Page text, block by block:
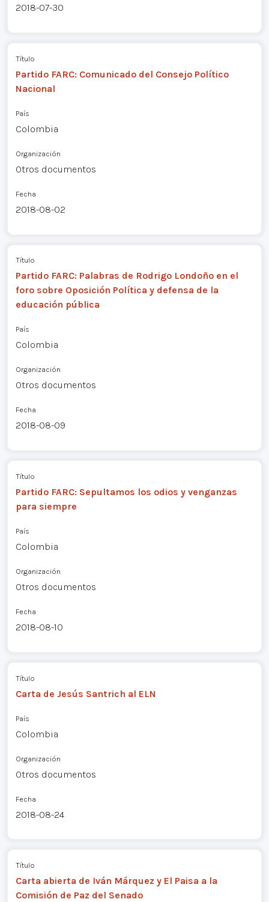
2018-07-30
Título
Partido FARC: Comunicado del Consejo Político
Nacional
País
Colombia
Organización
Otros documentos
Fecha
2018-08-02
Título
Partido FARC: Palabras de Rodrigo Londoño en el
foro sobre Oposición Política y defensa de la
educación pública
País
Colombia
Organización
Otros documentos
Fecha
2018-08-09
Título
Partido FARC: Sepultamos los odios y venganzas
para siempre
País
Colombia
Organización
Otros documentos
Fecha
2018-08-10
Título
Carta de Jesús Santrich al ELN
País
Colombia
Organización
Otros documentos
Fecha
2018-08-24
Título
Carta abierta de Iván Márquez y El Paisa a la
Comisión de Paz del Senado